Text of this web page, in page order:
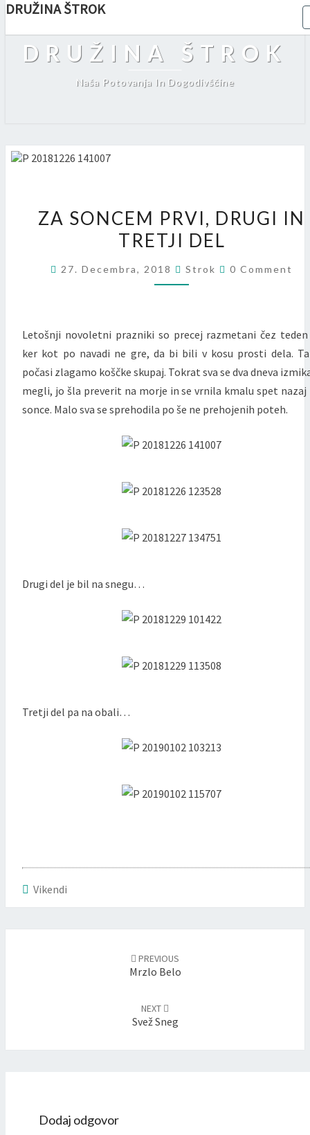
DRUŽINA ŠTROK
DRUŽINA ŠTROK
Naša Potovanja In Dogodivščine
A
S
O
C
E
V
I
,
D
R
U
I
R
J
I
ZA SONCEM PRVI, DRUGI IN
TRETJI DEL
27. Decembra, 2018 Strok
C
T
S
0 Comment
Letošnji novoletni prazniki so precej razmetani čez
ker kot po navadi ne gre, da bi bili v kosu prosti dela.
počasi zlagamo koščke skupaj. Tokrat sva se dva dneva
megli, jo šla preverit na morje in se vrnila kmalu spet nazaj
sonce. Malo sva se sprehodila po še ne prehojenih poteh.
Drugi del je bil na snegu…
Tretji del pa na obali…
Vikendi
PREVIOUS
Mrzlo Belo
NEXT
Svež Sneg
Dodaj odgovor